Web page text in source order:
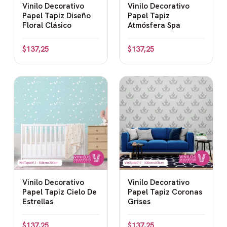
Vinilo Decorativo
Papel Tapiz Diseño
Floral Clásico
$137,25
Vinilo Decorativo
Papel Tapiz
Atmósfera Spa
$137,25
Vinilo Decorativo
Papel Tapiz Cielo De
Estrellas
Vinilo Decorativo
Papel Tapiz Coronas
Grises